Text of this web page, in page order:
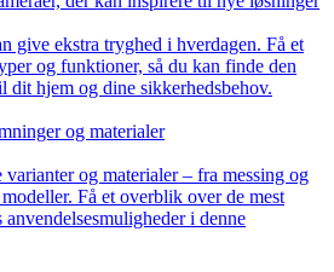
give ekstra tryghed i hverdagen. Få et
og funktioner, så du kan finde den
dit hjem og dine sikkerhedsbehov.
og materialer
og materialer – fra messing og
Få et overblik over de mest
i denne